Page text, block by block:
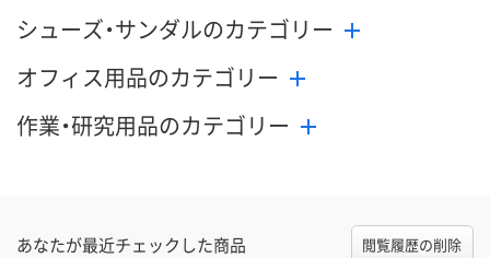
シューズ・サンダルのカテゴリー
オフィス用品のカテゴリー
作業・研究用品のカテゴリー
あなたが最近チェックした商品 閲覧履歴の削除